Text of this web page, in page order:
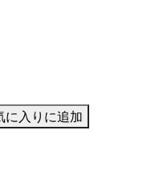
に入りに追加